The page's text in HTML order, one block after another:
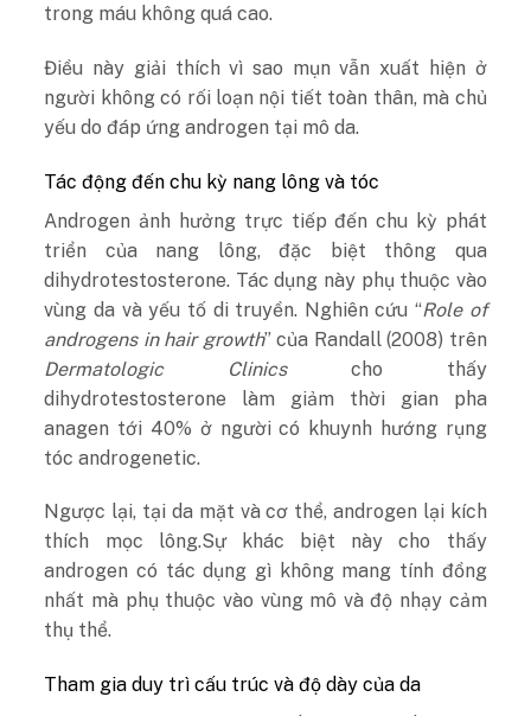
trong máu không quá cao.
Điều này giải thích vì sao mụn vẫn xuất hiện ở
người không có rối loạn nội tiết toàn thân, mà chủ
yếu do đáp ứng androgen tại mô da.
Tác động đến chu kỳ nang lông và tóc
Androgen ảnh hưởng trực tiếp đến chu kỳ phát
triển của nang lông, đặc biệt thông qua
dihydrotestosterone. Tác dụng này phụ thuộc vào
vùng da và yếu tố di truyền. Nghiên cứu “Role of
androgens in hair growth” của Randall (2008) trên
Dermatologic Clinicscho thấy
dihydrotestosterone làm giảm thời gian pha
anagen tới 40% ở người có khuynh hướng rụng
tóc androgenetic.
Ngược lại, tại da mặt và cơ thể, androgen lại kích
thích mọc lông.Sự khác biệt này cho thấy
androgen có tác dụng gì không mang tính đồng
nhất mà phụ thuộc vào vùng mô và độ nhạy cảm
thụ thể.
Tham gia duy trì cấu trúc và độ dày của da